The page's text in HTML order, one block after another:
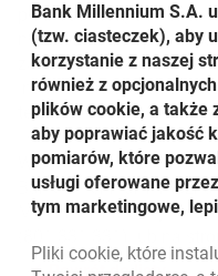
płatność kartą do konta
niezależnie od
za zlecenia stałe, 0 zł
internet i mobilnie oraz
telefon.
Więcej informacji nt.
Bank Millennium”
Millennium w całej
Powrót do listy
Bank Millennium S.A.
(tzw. ciasteczek), aby
korzystanie z naszej
również z
plików cookie, a także
aby poprawiać jakość
pomiarów, które
usługi oferowane
tym marketingowe,
Pliki cookie, które